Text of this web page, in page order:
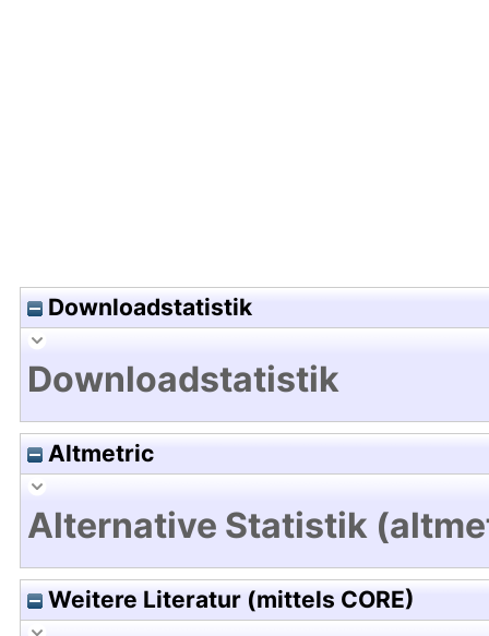
Downloadstatistik
Downloadstatistik
Altmetric
Alternative Statistik
Weitere Literatur (mittels CORE)